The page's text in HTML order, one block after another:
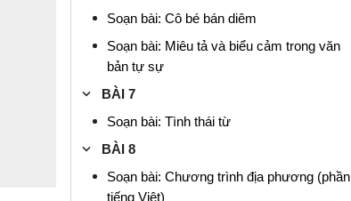
Soạn bài: Cô bé bán diêm
Soạn bài: Miêu tả và biểu cảm trong văn
bản tự sự
BÀI 7
Soạn bài: Tình thái từ
BÀI 8
Soạn bài: Chương trình địa phương (phần
tiếng Việt)